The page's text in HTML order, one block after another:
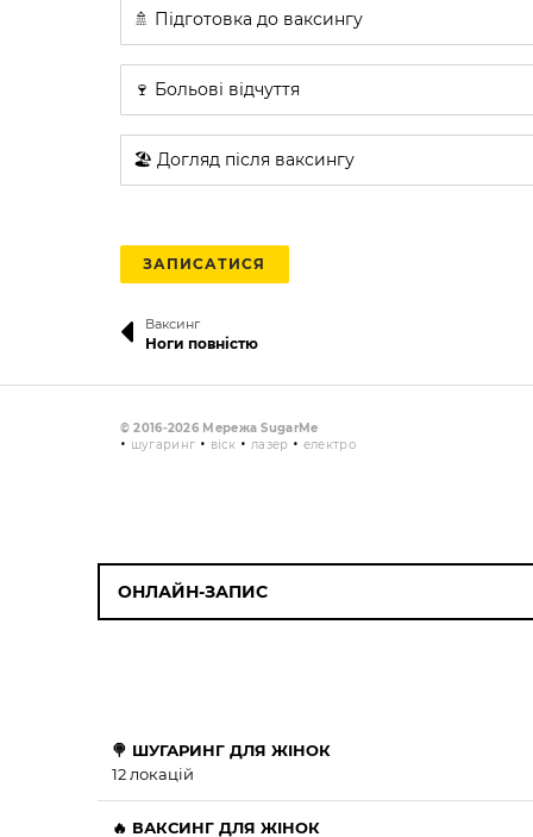
🚿 Підготовка до ваксингу
🍷 Больові відчуття
🏖️ Догляд після ваксингу
ЗАПИСАТИСЯ
Ваксинг
Ноги повністю
© 2016-2026 Мережа SugarMe
• шугаринг • віск • лазер • електро
ОНЛАЙН-ЗАПИС
🍭 ШУГАРИНГ ДЛЯ ЖІНОК
12 локацій
🔥 ВАКСИНГ ДЛЯ ЖІНОК